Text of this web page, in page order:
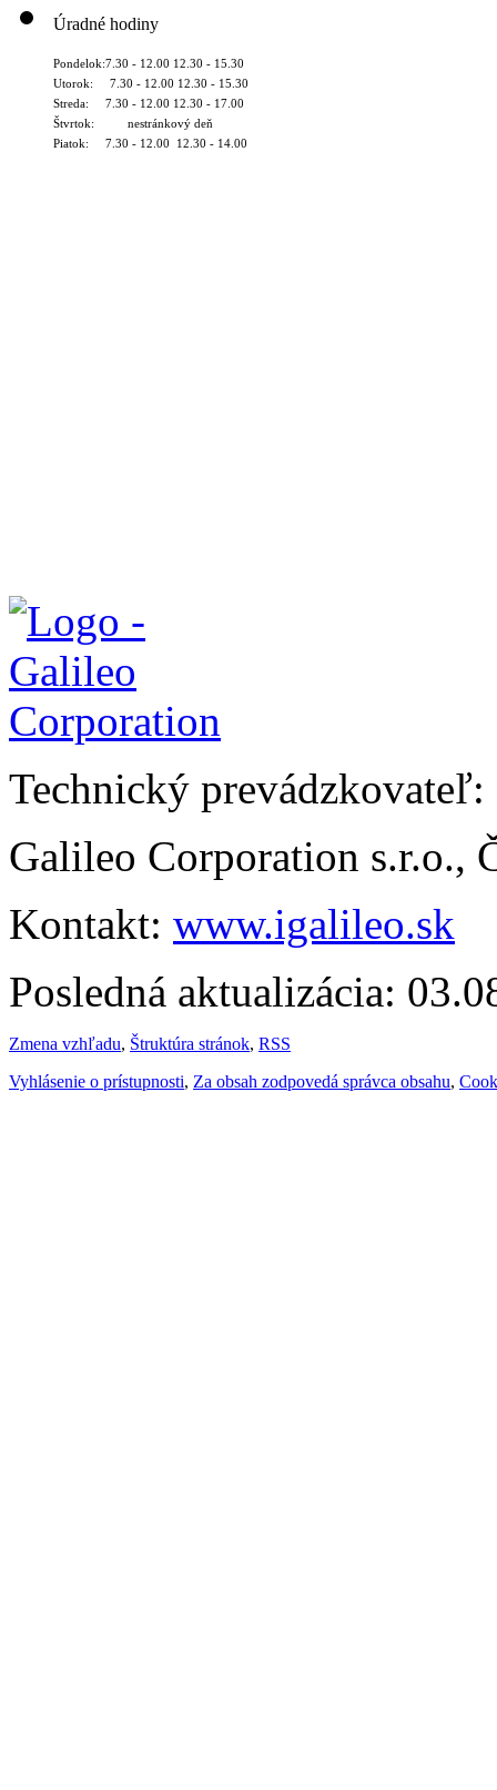
Úradné hodiny
Pondelok:7.30 - 12.00 12.30 - 15.30
Utorok: 7.30 - 12.00 12.30 - 15.30
Streda: 7.30 - 12.00 12.30 - 17.00
Štvrtok: nestránkový deň
Piatok: 7.30 - 12.00 12.30 - 14.00
Technický prevádzkovateľ:
Galileo Corporation s.r.o.,
Kontakt: www.igalileo.sk
Posledná aktualizácia:
Zmena vzhľadu, Štruktúra stránok, RSS
Vyhlásenie o prístupnosti, Za obsah zodpovedá správca obsahu,